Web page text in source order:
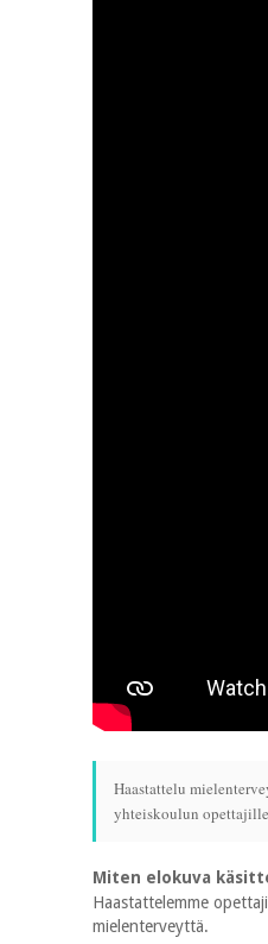
Haastattelu
yhteiskoulun
Miten elokuva
Haastattelemme
mielenterveyttä.